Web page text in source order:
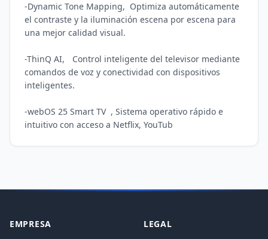
-Dynamic Tone Mapping,	Optimiza automáticamente
el contraste y la iluminación escena por escena para
una mejor calidad visual.
-ThinQ AI,	Control inteligente del televisor mediante
comandos de voz y conectividad con dispositivos
inteligentes.
-webOS 25 Smart TV	, Sistema operativo rápido e
intuitivo con acceso a Netflix, YouTub
EMPRESA
LEGAL